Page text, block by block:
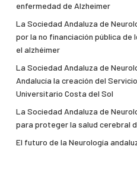
enfermedad de Alzheimer
La Sociedad Andaluza de
por la no financiación pública
el alzhéimer
La Sociedad Andaluza de
Andalucía la creación del
Universitario Costa del Sol
La Sociedad Andaluza de
para proteger la salud cerebral
El futuro de la Neurología